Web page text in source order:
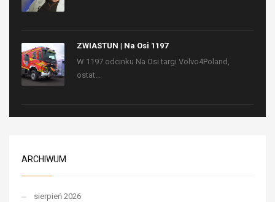
ZWIASTUN | Na Osi 1197
W 1197 odcinku Na Osi targi Volvo4Poland,
ostat...
ARCHIWUM
sierpień 2026